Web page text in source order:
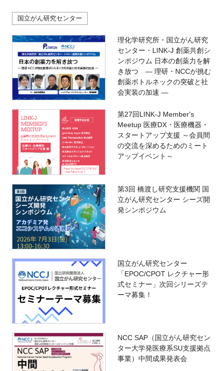
国立がん研究センター
理化学研究所・国立がん研究
センター・LINK-J 創薬共創シ
ンポジウム 日本の創薬力を解
き放つ ― 理研・NCCが挑む
創薬ボトルネックの突破と社
会実装の加速 ―
第27回LINK-J Member's
Meetup 医療DX・医療機器・
スタートアップ支援 ～会員間
の交流を深めるためのミート
アップイベント～
第3回 橋渡し研究支援機関 国
立がん研究センター シーズ開
発シンポジウム
国立がん研究センター
「EPOC/CPOT レクチャー形
式セミナー」次回シリーズテ
ーマ募集！
NCC SAP（国立がん研究セン
ター大学発医療系SU支援拠点
事業）中間成果発表会